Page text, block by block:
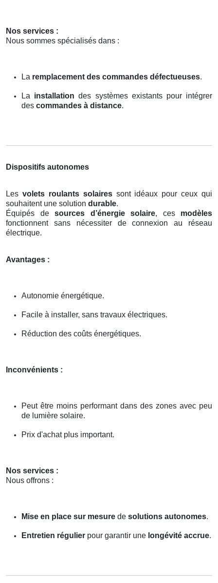
Nos services :
Nous sommes spécialisés dans :
La remplacement des commandes défectueuses.
La installation des systèmes existants pour intégrer
des commandes à distance.
Dispositifs autonomes
Les volets roulants solairessont idéaux pour ceux qui
souhaitent une solution durable.
Équipés de sources d’énergie solaire, ces modèles
fonctionnent sans nécessiter de connexion au réseau
électrique.
Avantages :
Autonomie énergétique.
Facile à installer, sans travaux électriques.
Réduction des coûts énergétiques.
Inconvénients :
Peut être moins performant dans des zones avec peu
de lumière solaire.
Prix d'achat plus important.
Nos services :
Nous offrons :
Mise en place sur mesure de solutions autonomes.
Entretien régulier pour garantir une longévité accrue.